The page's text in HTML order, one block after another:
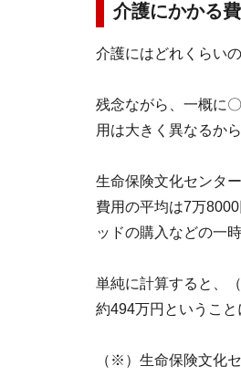
介護にかかる
介護にはどれくらい
残念ながら、一概に
用は大きく異なるから
生命保険文化センタ
費用の平均は7万
ッドの購入などの一
単純に計算すると、
約494万円ということ
（※）生命保険文化